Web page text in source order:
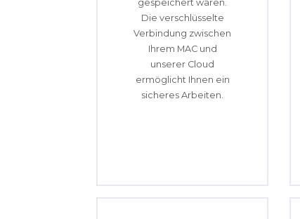
gespeichert wären.
Die verschlüsselte
Verbindung zwischen
Ihrem MAC und
unserer Cloud
ermöglicht Ihnen ein
sicheres Arbeiten.